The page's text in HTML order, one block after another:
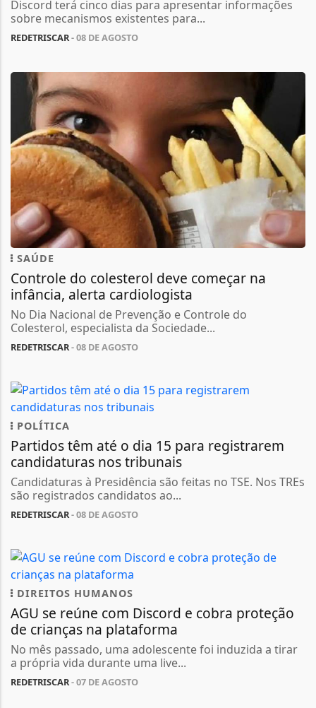
Discord terá cinco dias para apresentar informações
sobre mecanismos existentes para...
REDETRISCAR- 08 DE AGOSTO
SAÚDE
Controle do colesterol deve começar na
infância, alerta cardiologista
No Dia Nacional de Prevenção e Controle do
Colesterol, especialista da Sociedade...
REDETRISCAR- 08 DE AGOSTO
POLÍTICA
Partidos têm até o dia 15 para registrarem
candidaturas nos tribunais
Candidaturas à Presidência são feitas no TSE. Nos TREs
são registrados candidatos ao...
REDETRISCAR- 08 DE AGOSTO
DIREITOS HUMANOS
AGU se reúne com Discord e cobra proteção
de crianças na plataforma
No mês passado, uma adolescente foi induzida a tirar
a própria vida durante uma live...
REDETRISCAR- 07 DE AGOSTO